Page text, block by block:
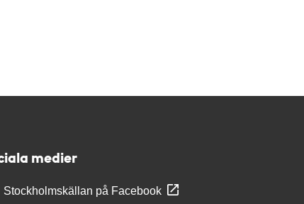
medier
Stockholmskällan på Facebook